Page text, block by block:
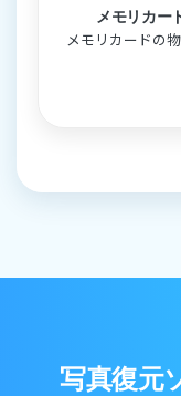
メモリカー
メモリカードの
写真復元